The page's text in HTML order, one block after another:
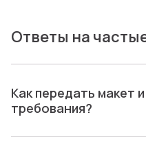
Ответы на
Как передать макет
требования?